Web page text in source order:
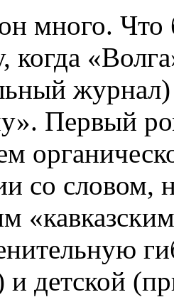
много. Что
когда
Первый
со словом,
и детской